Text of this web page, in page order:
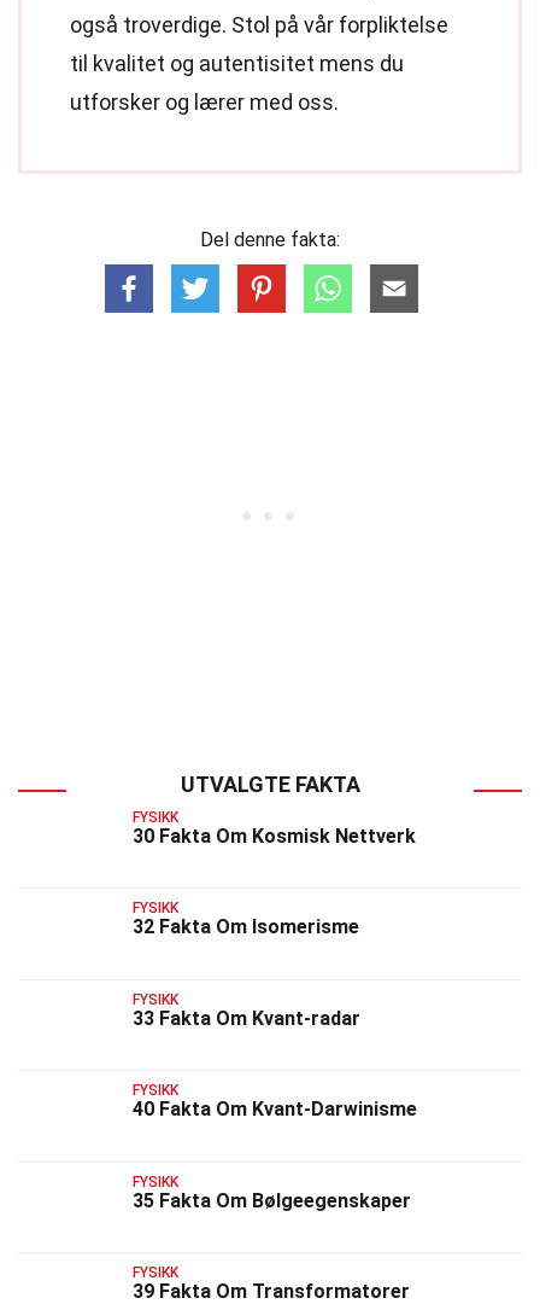
også troverdige. Stol på vår forpliktelse
til kvalitet og autentisitet mens du
utforsker og lærer med oss.
Del denne fakta:
UTVALGTE FAKTA
FYSIKK
30 Fakta Om Kosmisk Nettverk
FYSIKK
32 Fakta Om Isomerisme
FYSIKK
33 Fakta Om Kvant-radar
FYSIKK
40 Fakta Om Kvant-Darwinisme
FYSIKK
35 Fakta Om Bølgeegenskaper
FYSIKK
39 Fakta Om Transformatorer